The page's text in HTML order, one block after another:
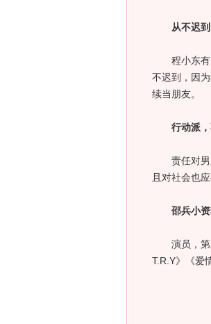
从不迟到
程小东有一
不迟到，因
续当朋友。
行动派，
责任对男人
且对社会也
邵兵小资
演员，第五
T.R.Y》《爱